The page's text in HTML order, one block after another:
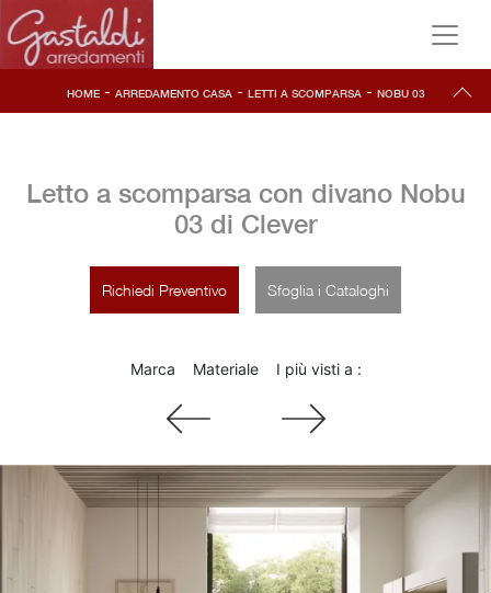
HOME- ARREDAMENTO CASA- LETTI A SCOMPARSA - NOBU 03
Letto a scomparsa con divano Nobu
03 di Clever
Richiedi Preventivo Sfoglia i Cataloghi
Marca Materiale I più visti a :